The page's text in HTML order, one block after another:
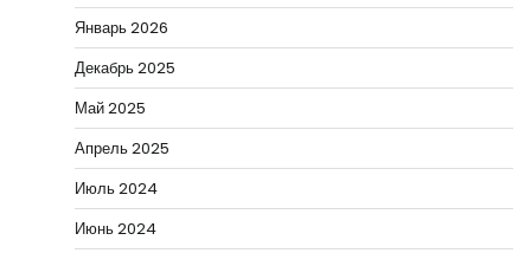
Январь 2026
Декабрь 2025
Май 2025
Апрель 2025
Июль 2024
Июнь 2024